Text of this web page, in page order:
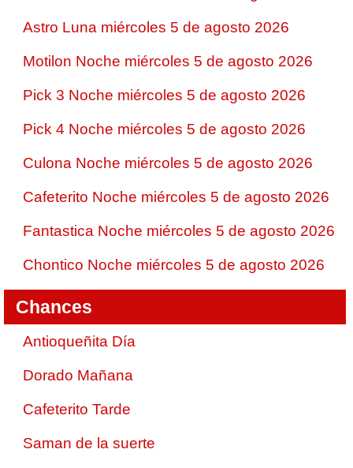
Astro Luna miércoles 5 de agosto 2026
Motilon Noche miércoles 5 de agosto 2026
Pick 3 Noche miércoles 5 de agosto 2026
Pick 4 Noche miércoles 5 de agosto 2026
Culona Noche miércoles 5 de agosto 2026
Cafeterito Noche miércoles 5 de agosto 2026
Fantastica Noche miércoles 5 de agosto 2026
Chontico Noche miércoles 5 de agosto 2026
Chances
Antioqueñita Día
Dorado Mañana
Cafeterito Tarde
Saman de la suerte